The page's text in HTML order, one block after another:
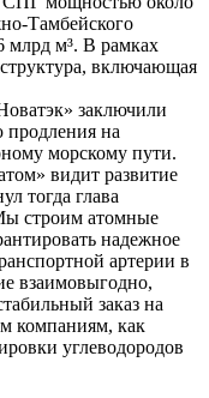
Тамбейского
млрд м³. В рамках
включающая
заключили
продления на
морскому пути.
видит развитие
тогда глава
строим атомные
надежное
артерии в
взаимовыгодно,
заказ на
компаниям, как
углеводородов